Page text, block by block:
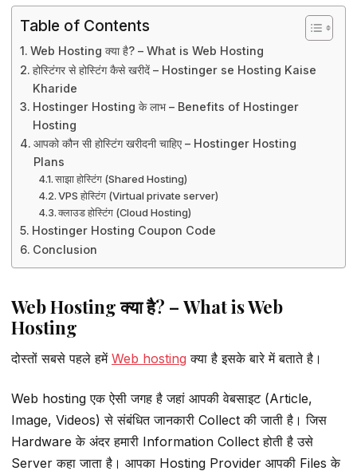
Table of Contents
Web Hosting क्या है? – What is Web Hosting
होस्टिंगर से होस्टिंग कैसे खरीदें – Hostinger se Hosting Kaise
Kharide
Hostinger Hosting के लाभ – Benefits of Hostinger
Hosting
आपको कौन सी होस्टिंग खरीदनी चाहिए – Hostinger Hosting
Plans
साझा होस्टिंग (Shared Hosting)
VPS होस्टिंग (Virtual private server)
क्लाउड होस्टिंग (Cloud Hosting)
Hostinger Hosting Coupon Code
Conclusion
Web Hosting क्या है? – What is Web
Hosting
दोस्तों सबसे पहले हमें Web hosting क्या है इसके बारे में बताते है।
Web hosting एक ऐसी जगह है जहां आपकी वेबसाइट (Article,
Image, Videos) से संबंधित जानकारी Collect की जाती है। जिस
Hardware के अंदर हमारी Information Collect होती है उसे
Server कहा जाता है। आपका Hosting Provider आपकी Files के